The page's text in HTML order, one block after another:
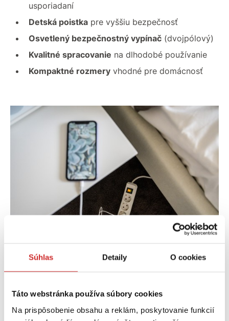
Súhlas Detaily O cookies
Táto webstránka používa súbory cookies
Na prispôsobenie obsahu a reklám, poskytovanie funkcií
usporiadaní
Detská poistka pre vyššiu bezpečnosť
Osvetlený bezpečnostný vypínač (dvojpólový)
Kvalitné spracovanie na dlhodobé používanie
Kompaktné rozmery vhodné pre domácnosť
Dĺžka kábla:3 m
Rozmery:24 x 9 x 6 cm